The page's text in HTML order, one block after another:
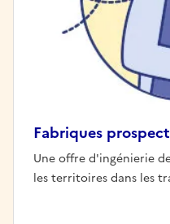
Fabriques
Une offre d'ingénierie
les territoires dans les